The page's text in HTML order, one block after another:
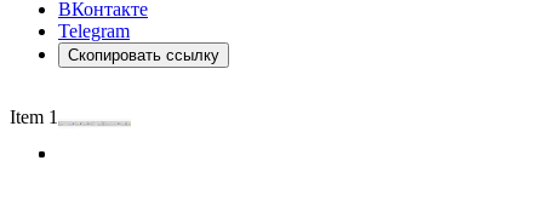
ВКонтакте
Telegram
Скопировать ссылку
Item 1 of 3